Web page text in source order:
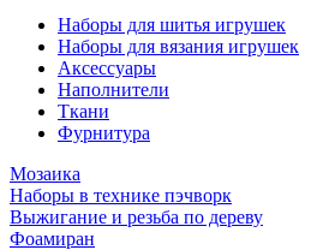
Наборы для шитья игрушек
Наборы для вязания игрушек
Аксессуары
Наполнители
Ткани
Фурнитура
Мозаика
Наборы в технике пэчворк
Выжигание и резьба по дереву
Фоамиран